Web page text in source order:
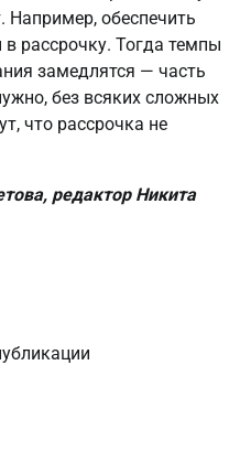
Например, обеспечить
рассрочку. Тогда темпы
замедлятся — часть
без всяких сложных
что рассрочка не
редактор Никита